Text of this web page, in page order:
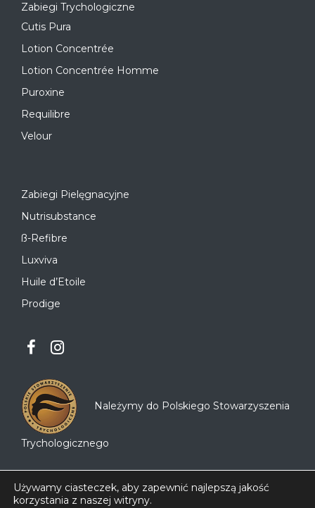
Zabiegi Trychologiczne
Cutis Pura
Lotion Concentrée
Lotion Concentrée Homme
Puroxine
Requilibre
Velour
Zabiegi Pielęgnacyjne
Nutrisubstance
ß-Refibre
Luxviva
Huile d’Etoile
Prodige
Należymy do Polskiego Stowarzyszenia
Trychologicznego
Używamy ciasteczek, aby zapewnić najlepszą jakość
korzystania z naszej witryny.